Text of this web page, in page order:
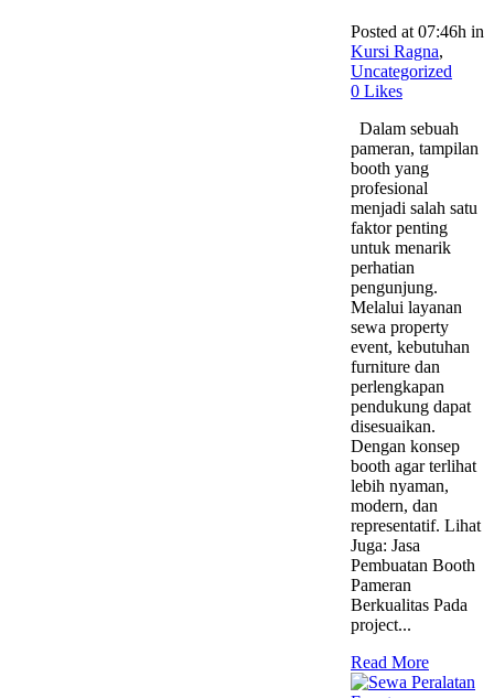
Posted at 07:46h in
Kursi Ragna,
Uncategorized
0 Likes
Dalam sebuah
pameran, tampilan
booth yang
profesional
menjadi salah satu
faktor penting
untuk menarik
perhatian
pengunjung.
Melalui layanan
sewa property
event, kebutuhan
furniture dan
perlengkapan
pendukung dapat
disesuaikan.
Dengan konsep
booth agar terlihat
lebih nyaman,
modern, dan
representatif. Lihat
Juga: Jasa
Pembuatan Booth
Pameran
Berkualitas Pada
project...
Read More